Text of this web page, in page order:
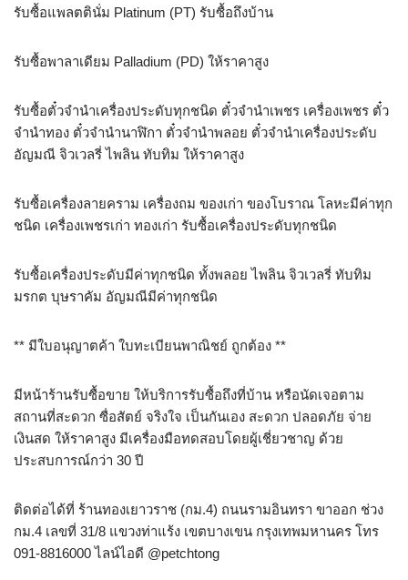
รับซื้อแพลตตินั่ม Platinum (PT) รับซื้อถึงบ้าน
รับซื้อพาลาเดียม Palladium (PD) ให้ราคาสูง
รับซื้อตั๋วจำนำเครื่องประดับทุกชนิด ตั๋วจำนำเพชร เครื่องเพชร ตั๋ว
จำนำทอง ตั๋วจำนำนาฬิกา ตั๋วจำนำพลอย ตั๋วจำนำเครื่องประดับ
อัญมณี จิวเวลรี่ ไพลิน ทับทิม ให้ราคาสูง
รับซื้อเครื่องลายคราม เครื่องถม ของเก่า ของโบราณ โลหะมีค่าทุก
ชนิด เครื่องเพชรเก่า ทองเก่า รับซื้อเครื่องประดับทุกชนิด
รับซื้อเครื่องประดับมีค่าทุกชนิด ทั้งพลอย ไพลิน จิวเวลรี่ ทับทิม
มรกต บุษราคัม อัญมณีมีค่าทุกชนิด
** มีใบอนุญาตค้า ใบทะเบียนพาณิชย์ ถูกต้อง **
มีหน้าร้านรับซื้อขาย ให้บริการรับซื้อถึงที่บ้าน หรือนัดเจอตาม
สถานที่สะดวก ซื่อสัตย์ จริงใจ เป็นกันเอง สะดวก ปลอดภัย จ่าย
เงินสด ให้ราคาสูง มีเครื่องมือทดสอบโดยผู้เชี่ยวชาญ ด้วย
ประสบการณ์กว่า 30 ปี
ติดต่อได้ที่ ร้านทองเยาวราช (กม.4) ถนนรามอินทรา ขาออก ช่วง
กม.4 เลขที่ 31/8 แขวงท่าแร้ง เขตบางเขน กรุงเทพมหานคร โทร
091-8816000 ไลน์ไอดี @petchtong